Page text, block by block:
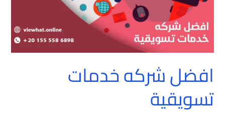
افضل شركه خدمات
تسويقية